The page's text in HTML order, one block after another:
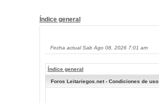
Índice general
Fecha actual Sab Ago 08, 2026 7:01 am
Índice general
Foros Leitariegos.net - Condiciones de uso